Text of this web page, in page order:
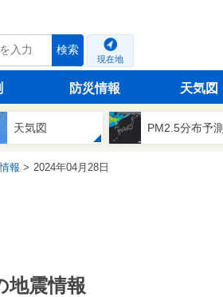
検索
現在地
防災情報 天気図
天気図 PM2.5分布予測
報 2024年04月28日
地震情報